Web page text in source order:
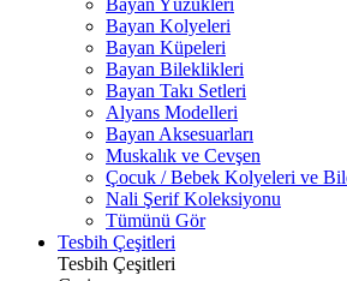
Bayan Yüzükleri
Bayan Kolyeleri
Bayan Küpeleri
Bayan Bileklikleri
Bayan Takı Setleri
Alyans Modelleri
Bayan Aksesuarları
Muskalık ve Cevşen
Çocuk / Bebek Kolyeleri ve
Nali Şerif Koleksiyonu
Tümünü Gör
Tesbih Çeşitleri
Tesbih Çeşitleri